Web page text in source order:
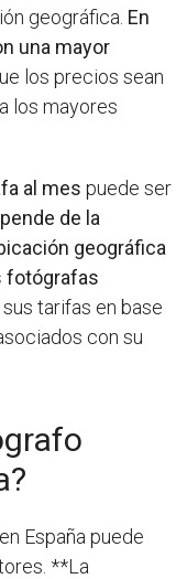
geográfica. En
una mayor
los precios sean
los mayores
al mes puede ser
de la
geográfica
fotógrafas
tarifas en base
con su
España puede
**La